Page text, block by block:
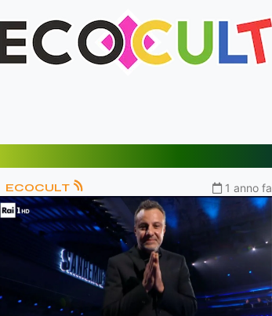
ECOCULT 1 anno fa